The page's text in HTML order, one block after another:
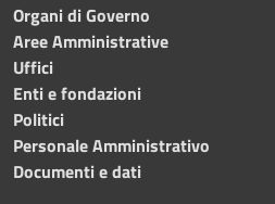
Organi di Governo
Aree Amministrative
Uffici
Enti e fondazioni
Politici
Personale Amministrativo
Documenti e dati